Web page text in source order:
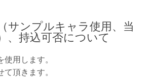
サンプルキャラ使用、当
、持込可否について
用します。
頂きます。